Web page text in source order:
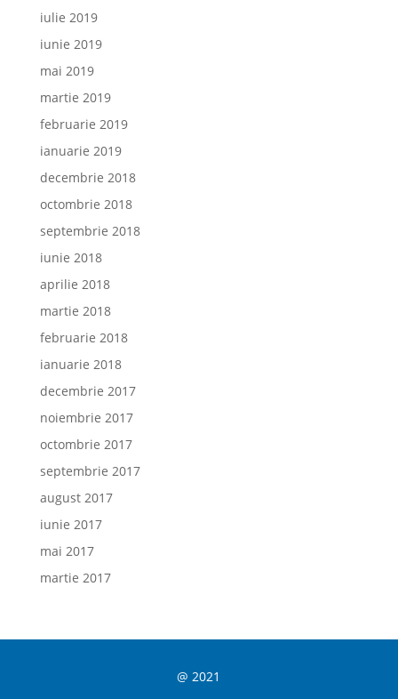
iulie 2019
iunie 2019
mai 2019
martie 2019
februarie 2019
ianuarie 2019
decembrie 2018
octombrie 2018
septembrie 2018
iunie 2018
aprilie 2018
martie 2018
februarie 2018
ianuarie 2018
decembrie 2017
noiembrie 2017
octombrie 2017
septembrie 2017
august 2017
iunie 2017
mai 2017
martie 2017
@ 2021